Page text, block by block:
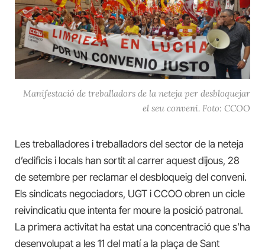
Manifestació de treballadors de la neteja per desbloquejar
el seu conveni. Foto: CCOO
Les treballadores i treballadors del sector de la neteja
d’edificis i locals han sortit al carrer aquest dijous, 28
de setembre per reclamar el desbloqueig del conveni.
Els sindicats negociadors, UGT i CCOO obren un cicle
reivindicatiu que intenta fer moure la posició patronal.
La primera activitat ha estat una concentració que s’ha
desenvolupat a les 11 del matí a la plaça de Sant